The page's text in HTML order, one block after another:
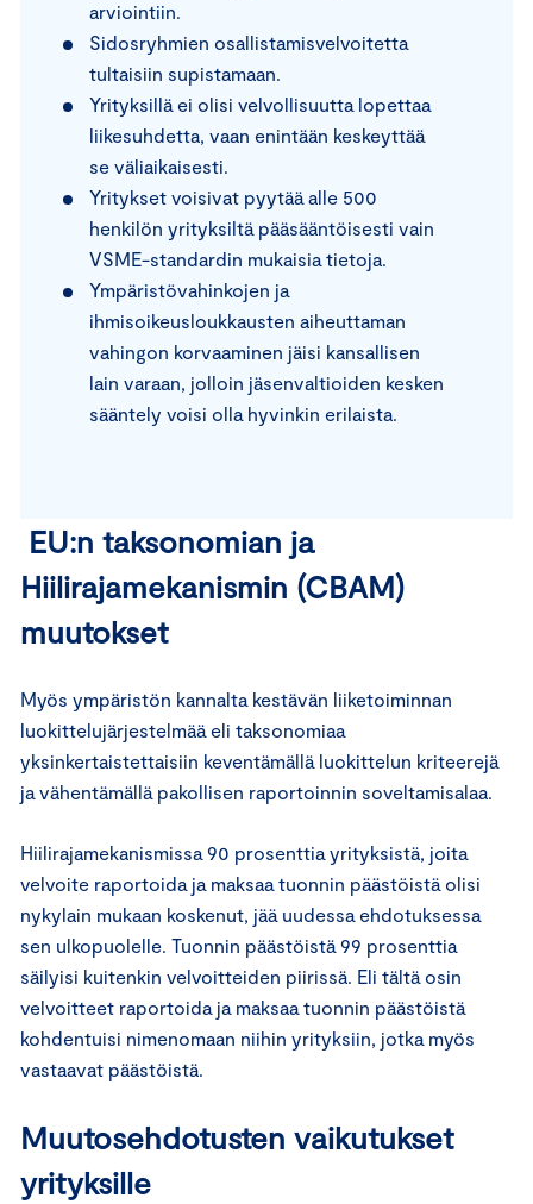
arviointiin.
Sidosryhmien osallistamisvelvoitetta
tultaisiin supistamaan.
Yrityksillä ei olisi velvollisuutta lopettaa
liikesuhdetta, vaan enintään keskeyttää
se väliaikaisesti.
Yritykset voisivat pyytää alle 500
henkilön yrityksiltä pääsääntöisesti vain
VSME-standardin mukaisia tietoja.
Ympäristövahinkojen ja
ihmisoikeusloukkausten aiheuttaman
vahingon korvaaminen jäisi kansallisen
lain varaan, jolloin jäsenvaltioiden kesken
sääntely voisi olla hyvinkin erilaista.
EU:n taksonomian ja
Hiilirajamekanismin (CBAM)
muutokset
Myös ympäristön kannalta kestävän liiketoiminnan
luokittelujärjestelmää eli taksonomiaa
yksinkertaistettaisiin keventämällä luokittelun kriteerejä
ja vähentämällä pakollisen raportoinnin soveltamisalaa.
Hiilirajamekanismissa 90 prosenttia yrityksistä, joita
velvoite raportoida ja maksaa tuonnin päästöistä olisi
nykylain mukaan koskenut, jää uudessa ehdotuksessa
sen ulkopuolelle. Tuonnin päästöistä 99 prosenttia
säilyisi kuitenkin velvoitteiden piirissä. Eli tältä osin
velvoitteet raportoida ja maksaa tuonnin päästöistä
kohdentuisi nimenomaan niihin yrityksiin, jotka myös
vastaavat päästöistä.
Muutosehdotusten vaikutukset
yrityksille